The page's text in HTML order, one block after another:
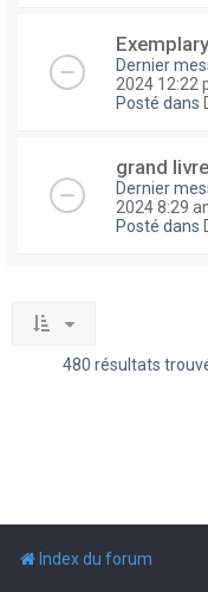
Dernier
2024 12:22
Posté dans
grand
Dernier
2024 8:29
Posté dans
480 résultats
Index du forum